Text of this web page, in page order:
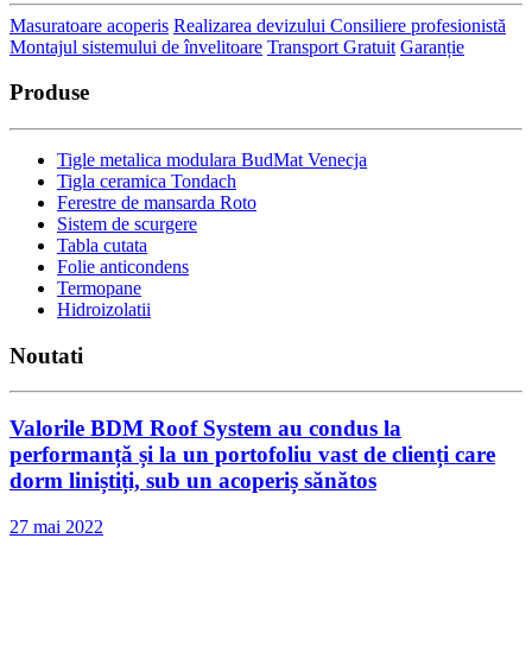
Masuratoare acoperis Realizarea devizului Consiliere profesionistă
Montajul sistemului de învelitoare Transport Gratuit Garanție
Produse
Tigle metalica modulara BudMat Venecja
Tigla ceramica Tondach
Ferestre de mansarda Roto
Sistem de scurgere
Tabla cutata
Folie anticondens
Termopane
Hidroizolatii
Noutati
Valorile BDM Roof System au condus la
performanță și la un portofoliu vast de clienți care
dorm liniștiți, sub un acoperiș sănătos
27 mai 2022